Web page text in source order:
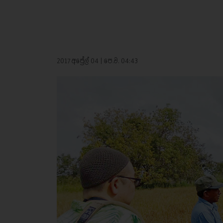
2017 අප්‍රේල් 04 | පෙ.ව. 04:43